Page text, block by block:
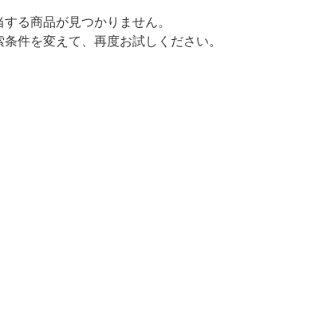
する商品が見つかりません。
条件を変えて、再度お試しください。